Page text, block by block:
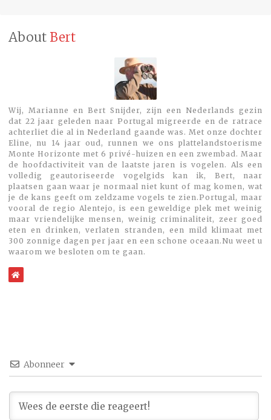
About Bert
Wij, Marianne en Bert Snijder, zijn een Nederlands gezin
dat 22 jaar geleden naar Portugal migreerde en de ratrace
achterliet die al in Nederland gaande was. Met onze dochter
Eline, nu 14 jaar oud, runnen we ons plattelandstoerisme
Monte Horizonte met 6 privé-huizen en een zwembad. Maar
de hoofdactiviteit van de laatste jaren is vogelen. Als een
volledig geautoriseerde vogelgids kan ik, Bert, naar
plaatsen gaan waar je normaal niet kunt of mag komen, wat
je de kans geeft om zeldzame vogels te zien.Portugal, maar
vooral de regio Alentejo, is een geweldige plek met weinig
maar vriendelijke mensen, weinig criminaliteit, zeer goed
eten en drinken, verlaten stranden, een mild klimaat met
300 zonnige dagen per jaar en een schone oceaan.Nu weet u
waarom we besloten om te gaan.
Abonneer